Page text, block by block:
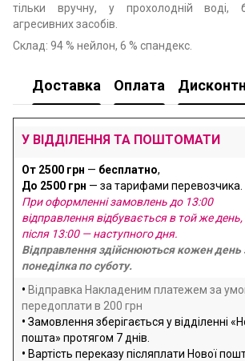
тільки вручну, у прохолодній воді,
агресивних засобів.
Склад: 94 % нейлон, 6 % спандекс.
Доставка Оплата
У ВІДДІЛЕННЯ ТА ПОШТОМАТИ
От 2500 грн — бесплатно,
До 2500 грн — за тарифами перевозчика.
При оформленні замовлень до 13:00
відправлення відбувається в той же день,
після 13:00 — наступного дня.
Відправлення здійснюються кожен день
понеділка по суботу.
• Відправка Накладеним платежем за
передоплати в 200 грн
• Замовлення зберігається у відділенні
пошта» протягом 7 днів.
• Вартість переказу післяплати Нової